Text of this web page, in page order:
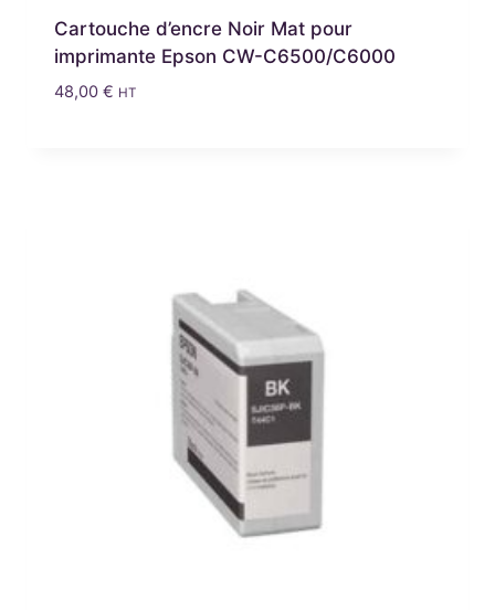
Cartouche d’encre Noir Mat pour
imprimante Epson CW-C6500/C6000
48,00 € HT